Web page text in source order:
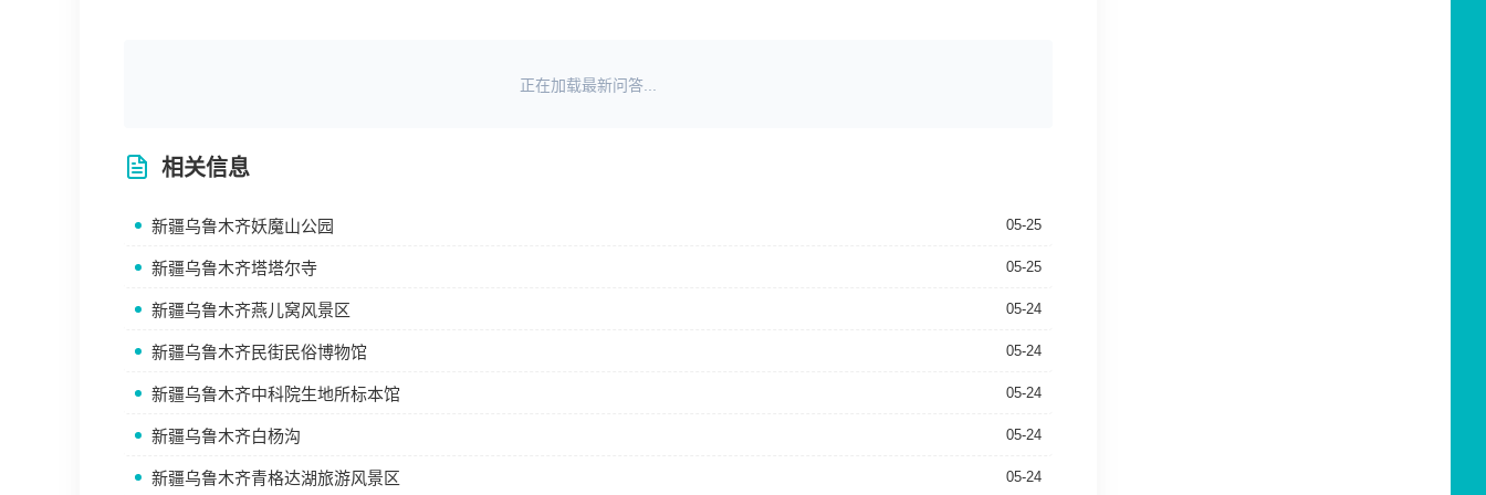
正在加载最新问答...
相关信息
新疆乌鲁木齐妖魔山公园 05-25
新疆乌鲁木齐塔塔尔寺 05-25
新疆乌鲁木齐燕儿窝风景区 05-24
新疆乌鲁木齐民街民俗博物馆 05-24
新疆乌鲁木齐中科院生地所标本馆 05-24
新疆乌鲁木齐白杨沟 05-24
新疆乌鲁木齐青格达湖旅游风景区 05-24